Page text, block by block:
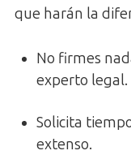
que harán la
No firmes
experto legal.
Solicita
extenso.